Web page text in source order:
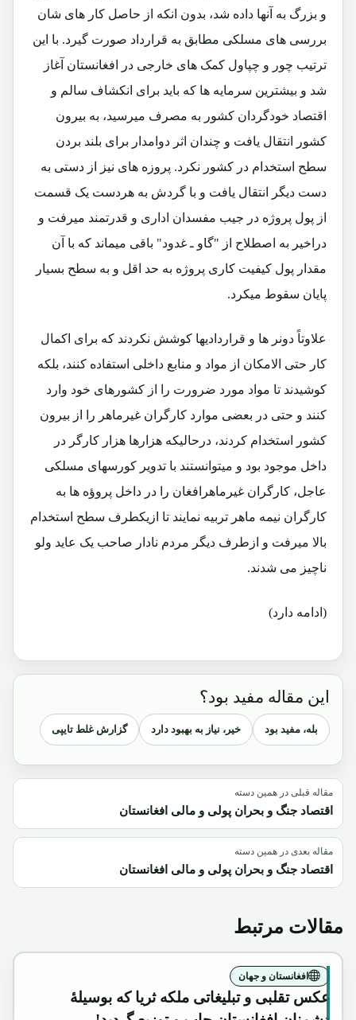
و بزرگ به آنها داده شد، بدون انکه از حاصل کار های شان
بررسی های مسلکی مطابق به قرارداد صورت گیرد. با این
ترتیب چور و چپاول کمک های خارجی در افغانستان آغاز
شد و بیشترین سرمایه ها که باید برای انکشاف سالم و
اقتصاد خودگردان کشور به مصرف میرسید، به بیرون
کشور انتقال یافت و چندان اثر دوامدار برای بلند بردن
سطح استخدام در کشور نکرد. پروزه های نیز از دستی به
دست دیگر انتقال یافت و با گردش به هردست یک قسمت
از پول پروژه در جیب مفسدان اداری و قدرتمند میرفت و
دراخیر به اصطلاح از "گاو ـ غدود" باقی میماند که با آن
مقدار پول کیفیت کاری پروژه به حد اقل و به سطح بسیار
پایان سقوط میکرد.
علاوتاً دونر ها و قراردادیها کوشش نکردند که برای اکمال
کار حتی الامکان از مواد و منابع داخلی استفاده کنند، بلکه
کوشیدند تا مواد مورد ضرورت را از کشورهای خود وارد
کنند و حتی در بعضی موارد کارگران غیرماهر را از بیرون
کشور استخدام کردند، درحالیکه هزارها هزار کارگر در
داخل موجود بود و میتوانستند با تدویر کورسهای مسلکی
عاجل، کارگران غیرماهرافغان را در داخل پروؤه ها به
کارگران نیمه ماهر تربیه نمایند تا ازیکطرف سطح استخدام
بالا میرفت و ازطرف دیگر مردم نادار صاحب یک عاید ولو
ناچیز می شدند.
(ادامه دارد)
این مقاله مفید بود؟
بله، مفید بود خیر، نیاز به بهبود دارد گزارش غلط تایپی
مقاله قبلی در همین دسته
اقتصاد جنگ و بحران پولی و مالی افغانستان
مقاله بعدی در همین دسته
اقتصاد جنگ و بحران پولی و مالی افغانستان
مقالات مرتبط
افغانستان و جهان
عکس تقلبی و تبلیغاتی ملکه ثریا که بوسیلۀ